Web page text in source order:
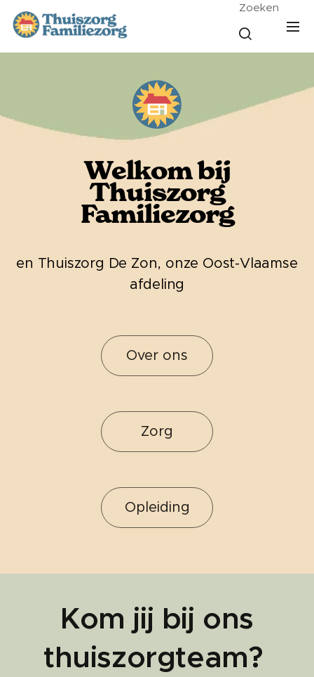
Zoeken
Welkom bij
Thuiszorg
Familiezorg
en Thuiszorg De Zon, onze Oost-Vlaamse
afdeling
Over ons
Zorg
Opleiding
Kom jij bij ons
thuiszorgteam?